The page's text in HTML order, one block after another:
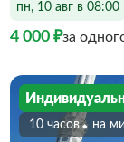
пн, 10 авг в 08:00
4 000 ₽за
10 часов На